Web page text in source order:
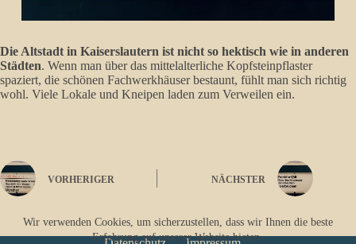
Wir verwenden Cookies, um sicherzustellen, dass wir Ihnen die beste
Erfahrung auf unserer Website bieten.
Die Altstadt in Kaiserslautern ist nicht so hektisch wie in anderen
Städten. Wenn man über das mittelalterliche Kopfsteinpflaster
spaziert, die schönen Fachwerkhäuser bestaunt, fühlt man sich richtig
wohl. Viele Lokale und Kneipen laden zum Verweilen ein.
VORHERIGER NÄCHSTER